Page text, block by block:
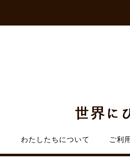
わたしたちについて ご利